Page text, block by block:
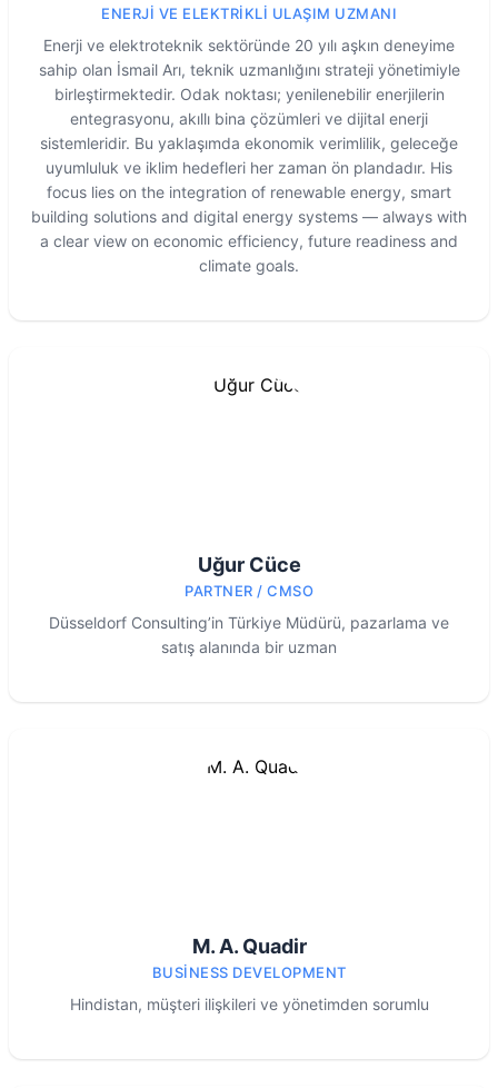
ENERJI VE ELEKTRIKLI ULAŞIM UZMANI
Enerji ve elektroteknik sektöründe 20 yılı aşkın deneyime
sahip olan İsmail Arı, teknik uzmanlığını strateji yönetimiyle
birleştirmektedir. Odak noktası; yenilenebilir enerjilerin
entegrasyonu, akıllı bina çözümleri ve dijital enerji
sistemleridir. Bu yaklaşımda ekonomik verimlilik, geleceğe
uyumluluk ve iklim hedefleri her zaman ön plandadır. His
focus lies on the integration of renewable energy, smart
building solutions and digital energy systems — always with
a clear view on economic efficiency, future readiness and
climate goals.
Uğur Cüce
PARTNER / CMSO
Düsseldorf Consulting’in Türkiye Müdürü, pazarlama ve
satış alanında bir uzman
M. A. Quadir
BUSINESS DEVELOPMENT
Hindistan, müşteri ilişkileri ve yönetimden sorumlu